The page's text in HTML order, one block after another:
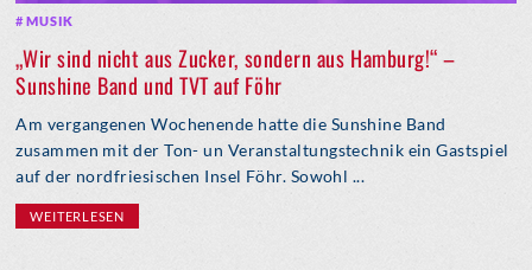
MUSIK
„Wir sind nicht aus Zucker, sondern aus Hamburg!“ –
Sunshine Band und TVT auf Föhr
Am vergangenen Wochenende hatte die Sunshine Band
zusammen mit der Ton- un Veranstaltungstechnik ein Gastspiel
auf der nordfriesischen Insel Föhr. Sowohl ...
WEITERLESEN